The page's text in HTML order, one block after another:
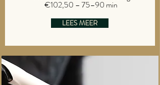
€102,50 – 75–90 min
LEES MEER